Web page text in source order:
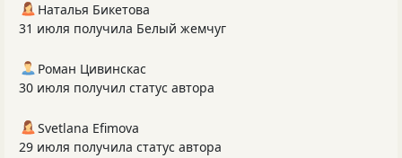
Наталья Бикетова
31 июля получила Белый жемчуг
Роман Цивинскас
30 июля получил статус автора
Svetlana Efimova
29 июля получила статус автора